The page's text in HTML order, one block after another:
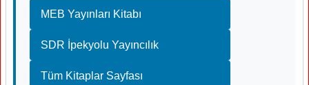
MEB Yayınları Kitabı
SDR İpekyolu Yayıncılık
Tüm Kitaplar Sayfası